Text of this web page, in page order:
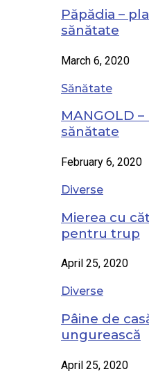
Păpădia –
sănătate
March 6, 2020
Sănătate
MANGOLD
sănătate
February 6, 2020
Diverse
Mierea cu
pentru trup
April 25, 2020
Diverse
Pâine de
ungurească
April 25, 2020